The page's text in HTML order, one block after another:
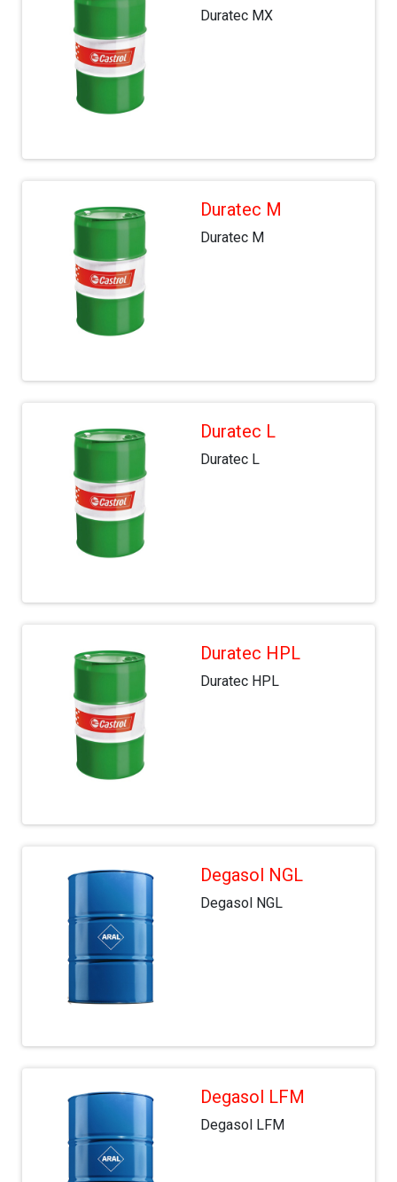
Duratec MX
Duratec M
Duratec M
Duratec L
Duratec L
Duratec HPL
Duratec HPL
Degasol NGL
Degasol NGL
Degasol LFM
Degasol LFM